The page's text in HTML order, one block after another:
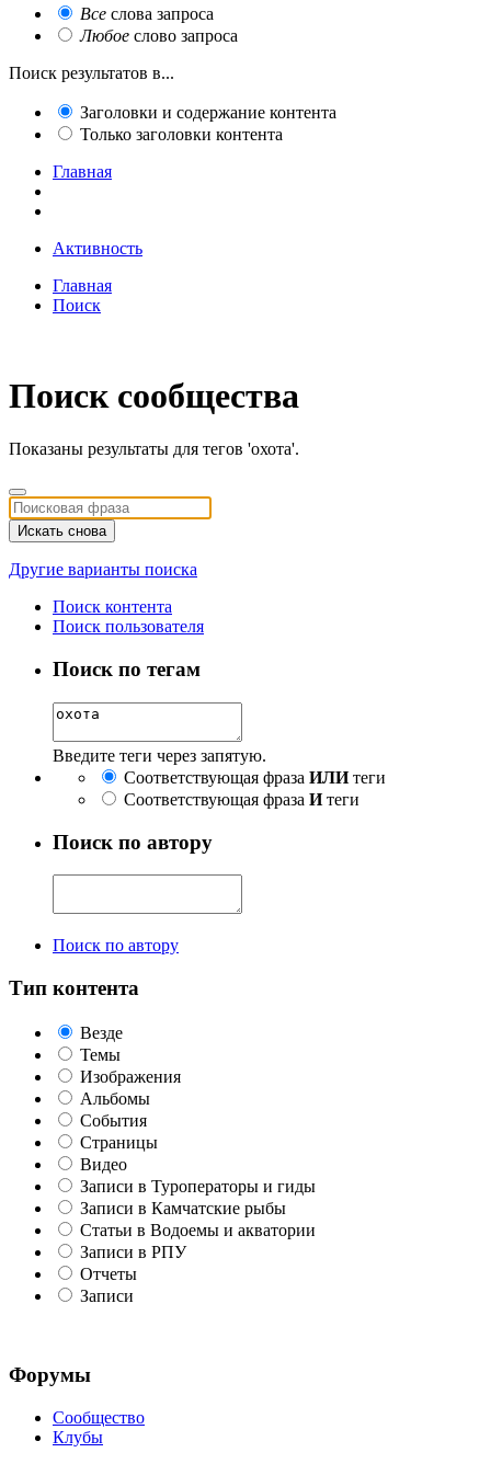
Все слова запроса
Любое слово запроса
Поиск результатов в...
Заголовки и содержание контента
Только заголовки контента
Главная
Активность
Главная
Поиск
Поиск сообщества
Показаны результаты для тегов 'охота'.
Искать снова
Другие варианты поиска
Поиск контента
Поиск пользователя
Поиск по тегам
Введите теги через запятую.
Соответствующая фраза ИЛИтеги
Соответствующая фраза Итеги
Поиск по автору
Поиск по автору
Тип контента
Везде
Темы
Изображения
Альбомы
События
Страницы
Видео
Записи в Туроператоры и гиды
Записи в Камчатские рыбы
Статьи в Водоемы и акватории
Записи в РПУ
Отчеты
Записи
Форумы
Сообщество
Клубы